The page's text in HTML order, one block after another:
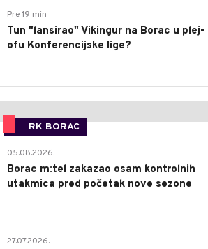
Pre 19 min
Tun "lansirao" Vikingur na Borac u plej-
ofu Konferencijske lige?
RK BORAC
05.08.2026.
Borac m:tel zakazao osam kontrolnih
utakmica pred početak nove sezone
27.07.2026.